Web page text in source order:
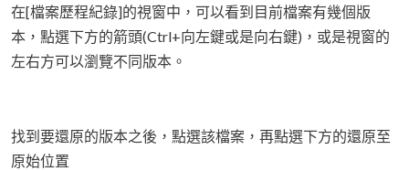
在[檔案歷程紀錄]的視窗中，可以看到目前檔案有幾個版
本，點選下方的箭頭(Ctrl+向左鍵或是向右鍵)，或是視窗的
左右方可以瀏覽不同版本。
找到要還原的版本之後，點選該檔案，再點選下方的還原至
原始位置